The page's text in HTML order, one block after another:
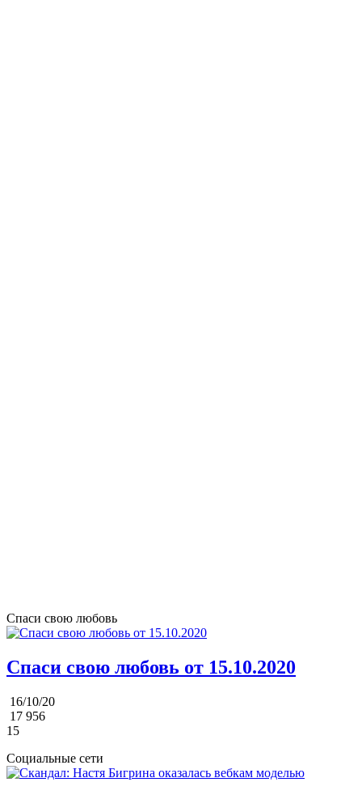
Спаси свою любовь
Спаси свою любовь от 15.10.2020
16/10/20
17 956
15
Социальные сети